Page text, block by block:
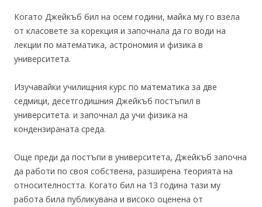
Когато Джейкъб бил на осем години, майка му го взела
от класовете за корекция и започнала да го води на
лекции по математика, астрономия и физика в
университета.
Изучавайки училищния курс по математика за две
седмици, десетгодишния Джейкъб постъпил в
университета. и започнал да учи физика на
кондензираната среда.
Още преди да постъпи в университета, Джейкъб започна
да работи по своя собствена, разширена теорията на
относителността. Когато бил на 13 година тази му
работа била публикувана и високо оценена от